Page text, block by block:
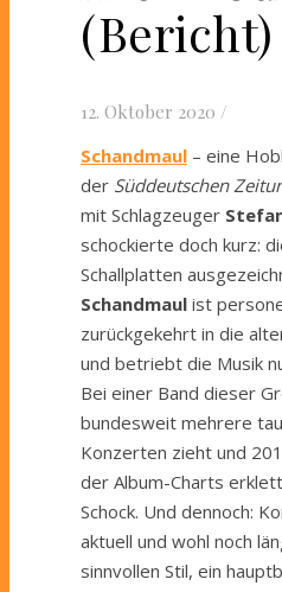
(Bericht)
12. Oktober 2020 /
Schandmaul – eine
der Süddeutschen
mit Schlagzeuger
schockierte doch kurz:
Schallplatten
Schandmaul ist
zurückgekehrt in die
und betriebt die Musik
Bei einer Band dieser
bundesweit mehrere
Konzerten zieht und
der Album-Charts
Schock. Und dennoch:
aktuell und wohl noch
sinnvollen Stil, ein